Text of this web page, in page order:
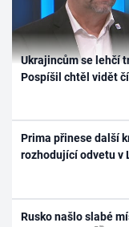
Ukrajincům se lehčí
Pospíšil chtěl vidět
Prima přinese další
rozhodující odvetu v
Rusko našlo slabé